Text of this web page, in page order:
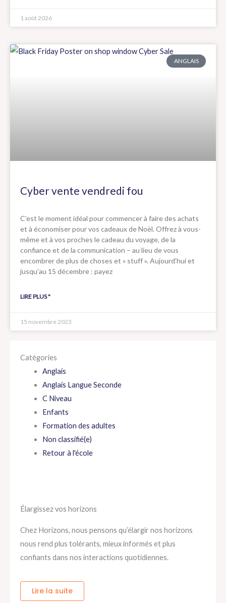
1 août 2026
ANGLAIS
Cyber vente vendredi fou
C’est le moment idéal pour commencer à faire des achats
et à économiser pour vos cadeaux de Noël. Offrez à vous-
même et à vos proches le cadeau du voyage, de la
confiance et de la communication – au lieu de vous
encombrer de plus de choses et « stuff ». Aujourd’hui et
jusqu’au 15 décembre : payez
LIRE PLUS "
15 novembre 2023
Catégories
Anglais
Anglais Langue Seconde
C Niveau
Enfants
Formation des adultes
Non classifié(e)
Retour à l'école
Élargissez vos horizons
Chez Horizons, nous pensons qu’élargir nos horizons
nous rend plus tolérants, mieux informés et plus
confiants dans nos interactions quotidiennes.
Lire la suite